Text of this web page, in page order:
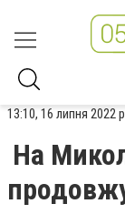
13:10, 16 липня 2022 р.
На